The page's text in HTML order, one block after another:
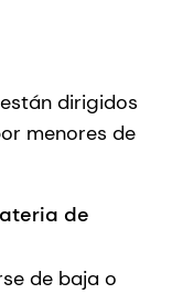
dirigidos
menores de
de
de baja o